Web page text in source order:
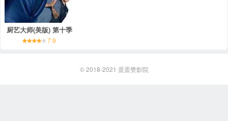
厨艺大师(美版) 第十季
7.9
© 2018-2021 蛋蛋赞影院